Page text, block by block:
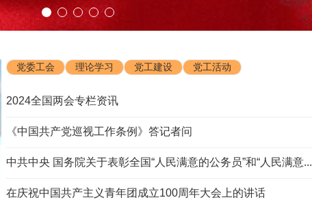
党委工会
理论学习 党工建设 党工活动
2024全国两会专栏资讯
《中国共产党巡视工作条例》答记者问
中共中央 国务院关于表彰全国“人民满意的公务员”和“人民满意...
在庆祝中国共产主义青年团成立100周年大会上的讲话